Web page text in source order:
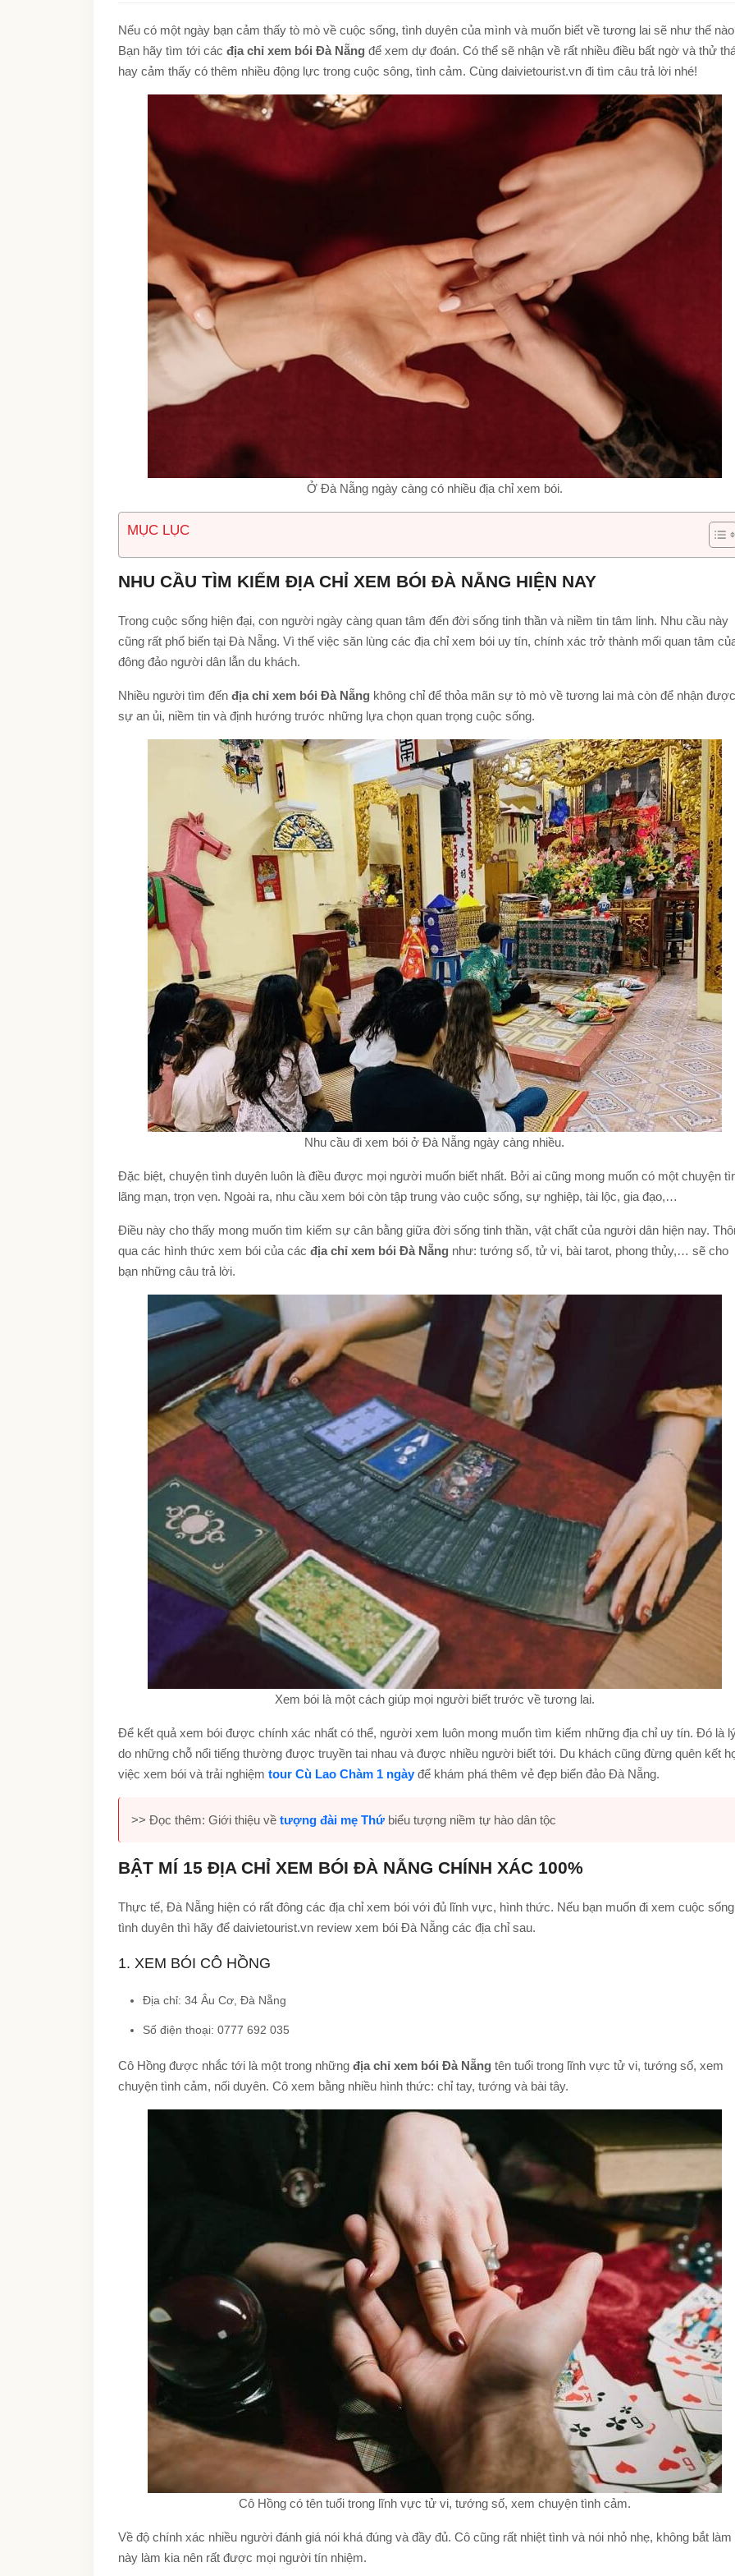
TOUR NAM ĐẢO PHÚ QUỐC
TOUR CÂU MỰC ĐÊM PHÚ QUỐC
Nếu có một ngày bạn cảm thấy tò mò về cuộc sống, tình duyên của mình và muốn biết về tương lai sẽ như thế
Bạn hãy tìm tới các địa chỉ xem bói Đà Nẵng để xem dự đoán. Có thể sẽ nhận về rất nhiều điều bất ngờ và thử
hay cảm thấy có thêm nhiều động lực trong cuộc sông, tình cảm. Cùng daivietourist.vn đi tìm câu trả lời nhé!
Ở Đà Nẵng ngày càng có nhiều địa chỉ xem bói.
MỤC LỤC
NHU CẦU TÌM KIẾM ĐỊA CHỈ XEM BÓI ĐÀ NẴNG HIỆN NAY
Trong cuộc sống hiện đại, con người ngày càng quan tâm đến đời sống tinh thần và niềm tin tâm linh. Nhu cầu này
cũng rất phổ biến tại Đà Nẵng. Vì thế việc săn lùng các địa chỉ xem bói uy tín, chính xác trở thành mối quan tâm
đông đảo người dân lẫn du khách.
Nhiều người tìm đến địa chỉ xem bói Đà Nẵng không chỉ để thỏa mãn sự tò mò về tương lai mà còn để nhận được
sự an ủi, niềm tin và định hướng trước những lựa chọn quan trọng cuộc sống.
Nhu cầu đi xem bói ở Đà Nẵng ngày càng nhiều.
Đặc biệt, chuyện tình duyên luôn là điều được mọi người muốn biết nhất. Bởi ai cũng mong muốn có một chuyện
lãng mạn, trọn vẹn. Ngoài ra, nhu cầu xem bói còn tập trung vào cuộc sống, sự nghiệp, tài lộc, gia đạo,…
Điều này cho thấy mong muốn tìm kiếm sự cân bằng giữa đời sống tinh thần, vật chất của người dân hiện nay.
qua các hình thức xem bói của các địa chỉ xem bói Đà Nẵng như: tướng số, tử vi, bài tarot, phong thủy,… sẽ cho
bạn những câu trả lời.
Xem bói là một cách giúp mọi người biết trước về tương lai.
Để kết quả xem bói được chính xác nhất có thể, người xem luôn mong muốn tìm kiếm những địa chỉ uy tín. Đó là
do những chỗ nổi tiếng thường được truyền tai nhau và được nhiều người biết tới. Du khách cũng đừng quên kết
việc xem bói và trải nghiệm tour Cù Lao Chàm 1 ngày để khám phá thêm vẻ đẹp biển đảo Đà Nẵng.
>> Đọc thêm: Giới thiệu về tượng đài mẹ Thứ biểu tượng niềm tự hào dân tộc
BẬT MÍ 15 ĐỊA CHỈ XEM BÓI ĐÀ NẴNG CHÍNH XÁC 100%
Thực tế, Đà Nẵng hiện có rất đông các địa chỉ xem bói với đủ lĩnh vực, hình thức. Nếu bạn muốn đi xem cuộc
tình duyên thì hãy để daivietourist.vn review xem bói Đà Nẵng các địa chỉ sau.
1. XEM BÓI CÔ HỒNG
Địa chỉ: 34 Âu Cơ, Đà Nẵng
Số điện thoại: 0777 692 035
Cô Hồng được nhắc tới là một trong những địa chỉ xem bói Đà Nẵng tên tuổi trong lĩnh vực tử vi, tướng số, xem
chuyện tình cảm, nối duyên. Cô xem bằng nhiều hình thức: chỉ tay, tướng và bài tây.
Cô Hồng có tên tuổi trong lĩnh vực tử vi, tướng số, xem chuyện tình cảm.
Về độ chính xác nhiều người đánh giá nói khá đúng và đầy đủ. Cô cũng rất nhiệt tình và nói nhỏ nhẹ, không bắt làm
này làm kia nên rất được mọi người tín nhiệm.